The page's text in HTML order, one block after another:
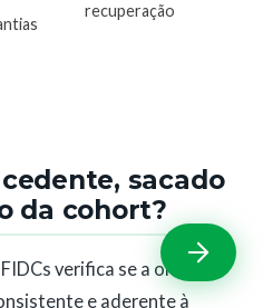
recuperação
sacado
da cohort?
verifica se a origem
e aderente à